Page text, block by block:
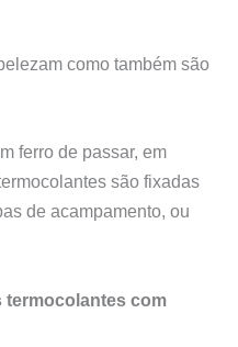
como também são
ferro de passar, em
são fixadas
de acampamento, ou
termocolantes com